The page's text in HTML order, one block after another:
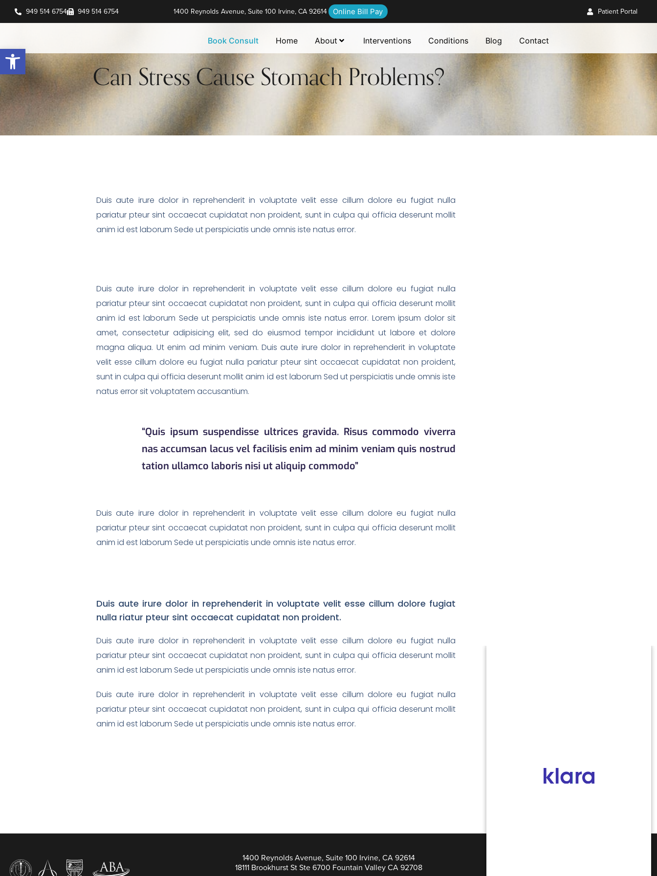
Open toolbar
949 514 6754 949 514 6754 1400 Reynolds Avenue, Suite 100 Irvine, CA 92614 Online Bill Pay Patient Portal
Book Consult Home About Interventions Conditions Blog Contact
Can Stress Cause Stomach Problems?
Duis aute irure dolor in reprehenderit in voluptate velit esse cillum dolore eu fugiat nulla
pariatur pteur sint occaecat cupidatat non proident, sunt in culpa qui officia deserunt mollit
anim id est laborum Sede ut perspiciatis unde omnis iste natus error.
Duis aute irure dolor in reprehenderit in voluptate velit esse cillum dolore eu fugiat nulla
pariatur pteur sint occaecat cupidatat non proident, sunt in culpa qui officia deserunt mollit
anim id est laborum Sede ut perspiciatis unde omnis iste natus error. Lorem ipsum dolor sit
amet, consectetur adipisicing elit, sed do eiusmod tempor incididunt ut labore et dolore
magna aliqua. Ut enim ad minim veniam. Duis aute irure dolor in reprehenderit in voluptate
velit esse cillum dolore eu fugiat nulla pariatur pteur sint occaecat cupidatat non proident,
sunt in culpa qui officia deserunt mollit anim id est laborum Sed ut perspiciatis unde omnis iste
natus error sit voluptatem accusantium.
“Quis ipsum suspendisse ultrices gravida. Risus commodo viverra
nas accumsan lacus vel facilisis enim ad minim veniam quis nostrud
tation ullamco laboris nisi ut aliquip commodo”
Duis aute irure dolor in reprehenderit in voluptate velit esse cillum dolore eu fugiat nulla
pariatur pteur sint occaecat cupidatat non proident, sunt in culpa qui officia deserunt mollit
anim id est laborum Sede ut perspiciatis unde omnis iste natus error.
Duis aute irure dolor in reprehenderit in voluptate velit esse cillum dolore fugiat
nulla riatur pteur sint occaecat cupidatat non proident.
Duis aute irure dolor in reprehenderit in voluptate velit esse cillum dolore eu fugiat nulla
pariatur pteur sint occaecat cupidatat non proident, sunt in culpa qui officia deserunt mollit
anim id est laborum Sede ut perspiciatis unde omnis iste natus error.
Duis aute irure dolor in reprehenderit in voluptate velit esse cillum dolore eu fugiat nulla
pariatur pteur sint occaecat cupidatat non proident, sunt in culpa qui officia deserunt mollit
anim id est laborum Sede ut perspiciatis unde omnis iste natus error.
1400 Reynolds Avenue, Suite 100 Irvine, CA 92614
18111 Brookhurst St Ste 6700 Fountain Valley CA 92708